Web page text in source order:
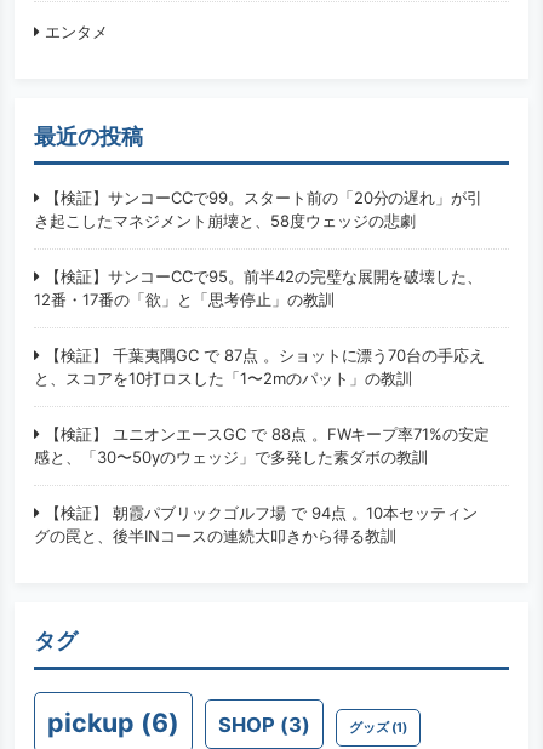
エンタメ
最近の投稿
【検証】サンコーCCで99。スタート前の「20分の遅れ」が引
き起こしたマネジメント崩壊と、58度ウェッジの悲劇
【検証】サンコーCCで95。前半42の完璧な展開を破壊した、
12番・17番の「欲」と「思考停止」の教訓
【検証】 千葉夷隅GC で 87点 。ショットに漂う70台の手応え
と、スコアを10打ロスした「1〜2mのパット」の教訓
【検証】 ユニオンエースGC で 88点 。FWキープ率71%の安定
感と、「30〜50yのウェッジ」で多発した素ダボの教訓
【検証】 朝霞パブリックゴルフ場 で 94点 。10本セッティン
グの罠と、後半INコースの連続大叩きから得る教訓
タグ
pickup (6) SHOP (3) グッズ(1)